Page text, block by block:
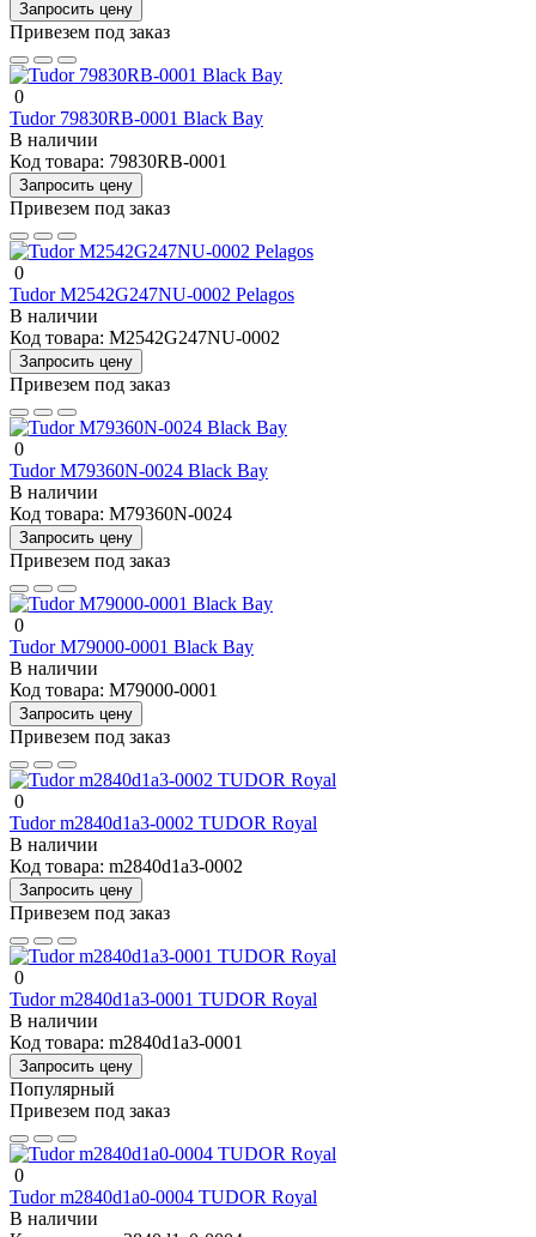
Запросить цену
Привезем под заказ
0
Tudor 79830RB-0001 Black Bay
В наличии
Код товара: 79830RB-0001
Запросить цену
Привезем под заказ
0
Tudor M2542G247NU-0002 Pelagos
В наличии
Код товара: M2542G247NU-0002
Запросить цену
Привезем под заказ
0
Tudor M79360N-0024 Black Bay
В наличии
Код товара: M79360N-0024
Запросить цену
Привезем под заказ
0
Tudor M79000-0001 Black Bay
В наличии
Код товара: M79000-0001
Запросить цену
Привезем под заказ
0
Tudor m2840d1a3-0002 TUDOR Royal
В наличии
Код товара: m2840d1a3-0002
Запросить цену
Привезем под заказ
0
Tudor m2840d1a3-0001 TUDOR Royal
В наличии
Код товара: m2840d1a3-0001
Запросить цену
Популярный
Привезем под заказ
0
Tudor m2840d1a0-0004 TUDOR Royal
В наличии